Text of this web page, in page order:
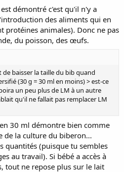
démontré c'est qu'il n'y a
des aliments qui en
protéines animales). Donc ne pas
du poisson, des œufs.
de baisser la taille du bib quand
(30 g = 30 ml en moins) > est-ce
un peu plus de LM à un autre
qu'il ne fallait pas remplacer LM
30 ml démontre bien comme
de la culture du biberon...
quantités (puisque tu sembles
au travail). Si bébé a accès à
tout ne repose plus sur le lait